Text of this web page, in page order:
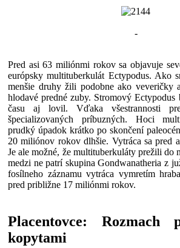
-
Pred asi 63 miliónmi rokov sa objavuje
európsky multituberkulát Ectypodus. Ako
menšie druhy žili podobne ako veveričky
hlodavé predné zuby. Stromový Ectypodus
času aj lovil. Vďaka všestrannosti
špecializovaných príbuzných. Hoci
prudký úpadok krátko po skončení
20 miliónov rokov dlhšie. Vytráca sa pred
Je ale možné, že multituberkuláty prežili do
medzi ne patrí skupina Gondwanatheria z
fosílneho záznamu vytráca vymretím
pred približne 17 miliónmi rokov.
Placentovce: Rozmach
kopytami